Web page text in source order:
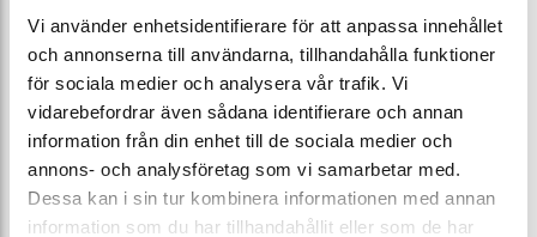
Vi använder enhetsidentifierare för att anpassa innehållet
och annonserna till användarna, tillhandahålla funktioner
för sociala medier och analysera vår trafik. Vi
vidarebefordrar även sådana identifierare och annan
information från din enhet till de sociala medier och
annons- och analysföretag som vi samarbetar med.
Dessa kan i sin tur kombinera informationen med annan
information som du har tillhandahållit eller som de har
Manschett PTFE/silikon
PN 10
Vikt (kg) 9,5
Lagersaldo 5 st - Leveransklar